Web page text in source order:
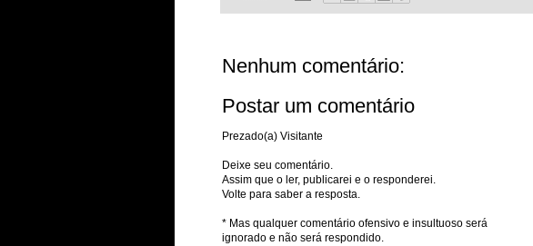
Nenhum comentário:
Postar um comentário
Prezado(a) Visitante
Deixe seu comentário.
Assim que o ler, publicarei e o responderei.
Volte para saber a resposta.
* Mas qualquer comentário ofensivo e insultuoso será
ignorado e não será respondido.